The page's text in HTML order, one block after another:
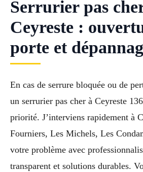
Serrurier pas
Ceyreste :
porte et
En cas de serrure bloquée ou de
un serrurier pas cher à Ceyreste
priorité. J’interviens rapidement à
Fourniers, Les Michels, Les
votre problème avec
transparent et solutions durables.